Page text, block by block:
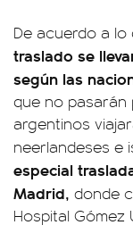
De acuerdo a
traslado se
según las
que no pasarán
argentinos
neerlandeses e
especial
Madrid, donde
Hospital Gómez